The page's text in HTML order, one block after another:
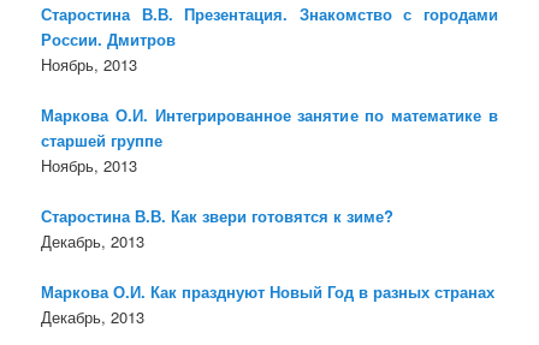
Старостина В.В. Презентация. Знакомство с городами
России. Дмитров
Ноябрь, 2013
Маркова О.И. Интегрированное занятие по математике в
старшей группе
Ноябрь, 2013
Старостина В.В. Как звери готовятся к зиме?
Декабрь, 2013
Маркова О.И. Как празднуют Новый Год в разных странах
Декабрь, 2013